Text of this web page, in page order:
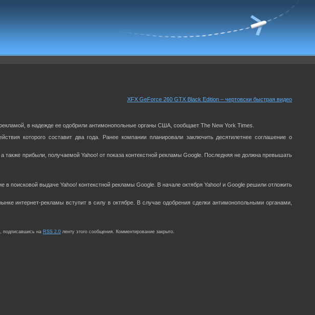
XFX GeForce 260 GTX Black Edition – чертовски быстрая видео
в надежде ее одобрили антимонопольные органы США, сообщает The New York Times.
которого составит два года. Ранее компании планировали заключить десятилетнее соглашение о
также прибыли, получаемой Yahoo! от показа контекстной рекламы Google. Последняя не должна превышать
поисковой выдаче Yahoo! контекстной рекламы Google. В начале октября Yahoo! и Google решили отложить
интернет-рекламы вступит в силу в октябре. В случае одобрения сделки антимонопольными органами,
подписавшись на RSS 2.0 ленту этого сообщения. Комментирование закрыто.